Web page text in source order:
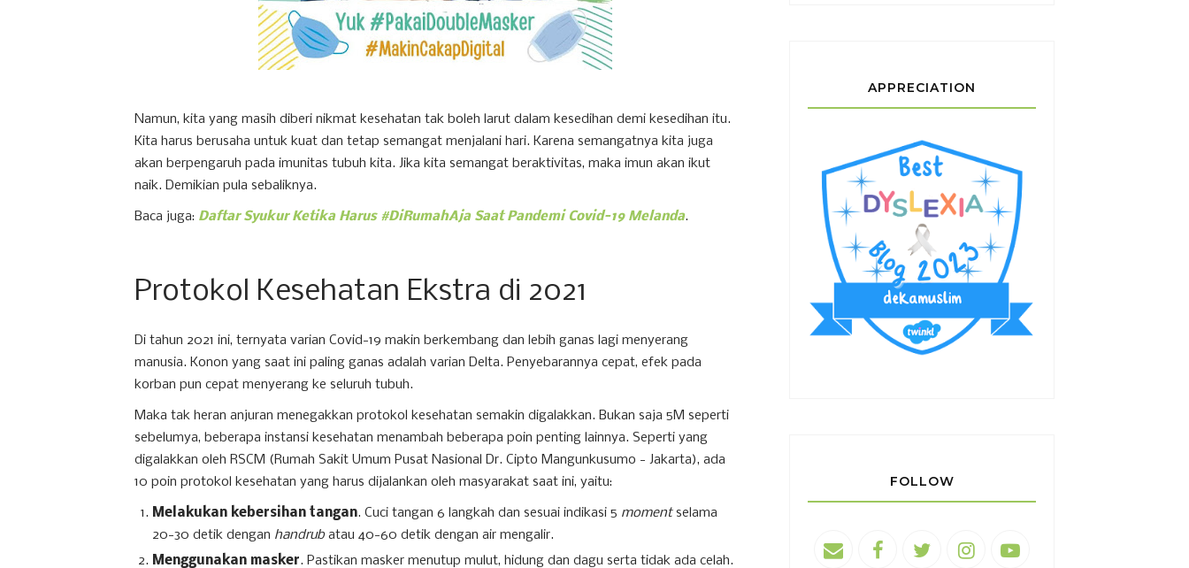
Namun, kita yang masih diberi nikmat kesehatan tak boleh larut dalam kesedihan demi kesedihan itu.
Kita harus berusaha untuk kuat dan tetap semangat menjalani hari. Karena semangatnya kita juga
akan berpengaruh pada imunitas tubuh kita. Jika kita semangat beraktivitas, maka imun akan ikut
naik. Demikian pula sebaliknya.
Baca juga: Daftar Syukur Ketika Harus #DiRumahAja Saat Pandemi Covid-19 Melanda.
Protokol Kesehatan Ekstra di 2021
Di tahun 2021 ini, ternyata varian Covid-19 makin berkembang dan lebih ganas lagi menyerang
manusia. Konon yang saat ini paling ganas adalah varian Delta. Penyebarannya cepat, efek pada
korban pun cepat menyerang ke seluruh tubuh.
Maka tak heran anjuran menegakkan protokol kesehatan semakin digalakkan. Bukan saja 5M seperti
sebelumya, beberapa instansi kesehatan menambah beberapa poin penting lainnya. Seperti yang
digalakkan oleh RSCM (Rumah Sakit Umum Pusat Nasional Dr. Cipto Mangunkusumo - Jakarta), ada
10 poin protokol kesehatan yang harus dijalankan oleh masyarakat saat ini, yaitu:
Melakukan kebersihan tangan. Cuci tangan 6 langkah dan sesuai indikasi 5 momentselama
20-30 detik dengan handrubatau 40-60 detik dengan air mengalir.
Menggunakan masker. Pastikan masker menutup mulut, hidung dan dagu serta tidak ada celah.
APPRECIATION
FOLLOW